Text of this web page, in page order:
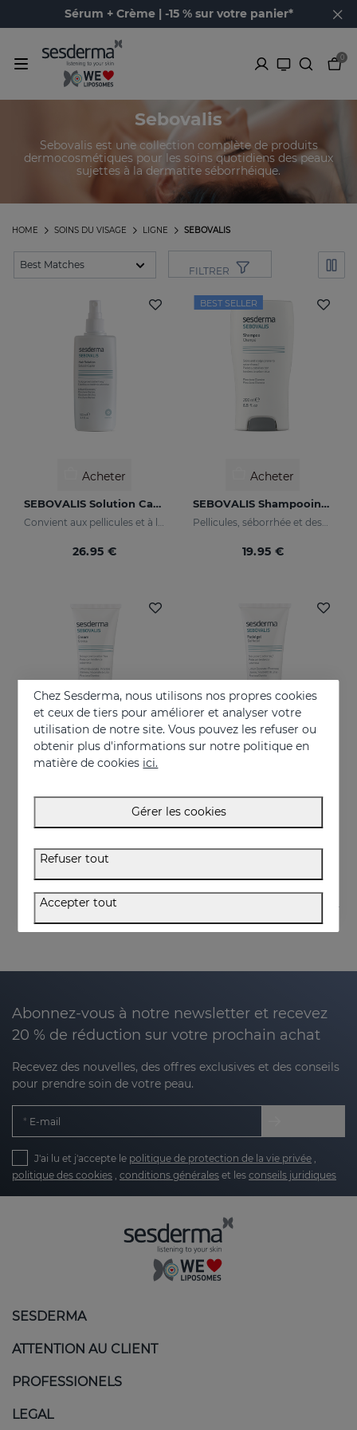
Sérum + Crème | -15 % sur votre panier*
0
Sebovalis
Sebovalis est une collection complète de produits
dermocosmétiques pour les soins quotidiens des peaux
sujettes à la dermatite séborrhéique.
SEBOVALIS
LIGNE
SOINS DU VISAGE
HOME
FILTRER
Acheter
SEBOVALIS Solution Capillaire
Convient aux pellicules et à la desquamation du cuir chevelu
26.95 €
BEST SELLER
Acheter
SEBOVALIS Shampooing Traitant
Pellicules, séborrhée et desquamations du cuir chevelu
19.95 €
SEBOVALIS Crème
Rougeurs et desquamation
26.95 €
SEBOVALIS Gel Facial
Abonnez-vous à notre newsletter et recevez
20 % de réduction sur votre prochain achat
Recevez des nouvelles, des offres exclusives et des conseils
pour prendre soin de votre peau.
E-mail
J'ai lu et j'accepte le politique de protection de la vie privée
politique des cookies conditions générales et les conseils juridiques
SESDERMA
ATTENTION AU CLIENT
PROFESSIONELS
LEGAL
Chez Sesderma, nous utilisons nos propres cookies
et ceux de tiers pour améliorer et analyser votre
utilisation de notre site. Vous pouvez les refuser ou
obtenir plus d'informations sur notre politique en
matière de cookies ici.
Gérer les cookies
Refuser tout
Accepter tout